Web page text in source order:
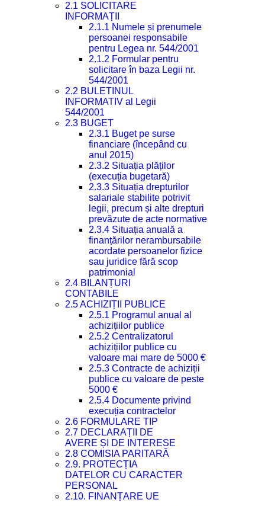
2.1 SOLICITARE
INFORMAȚII
2.1.1 Numele și prenumele
persoanei responsabile
pentru Legea nr. 544/2001
2.1.2 Formular pentru
solicitare în baza Legii nr.
544/2001
2.2 BULETINUL
INFORMATIV al Legii
544/2001
2.3 BUGET
2.3.1 Buget pe surse
financiare (începând cu
anul 2015)
2.3.2 Situația plăților
(execuția bugetară)
2.3.3 Situația drepturilor
salariale stabilite potrivit
legii, precum și alte drepturi
prevăzute de acte normative
2.3.4 Situația anuală a
finanțărilor nerambursabile
acordate persoanelor fizice
sau juridice fără scop
patrimonial
2.4 BILANȚURI
CONTABILE
2.5 ACHIZIȚII PUBLICE
2.5.1 Programul anual al
achizițiilor publice
2.5.2 Centralizatorul
achizițiilor publice cu
valoare mai mare de 5000 €
2.5.3 Contracte de achiziții
publice cu valoare de peste
5000 €
2.5.4 Documente privind
execuția contractelor
2.6 FORMULARE TIP
2.7 DECLARAȚII DE
AVERE ȘI DE INTERESE
2.8 COMISIA PARITARĂ
2.9. PROTECȚIA
DATELOR CU CARACTER
PERSONAL
2.10. FINANȚARE UE